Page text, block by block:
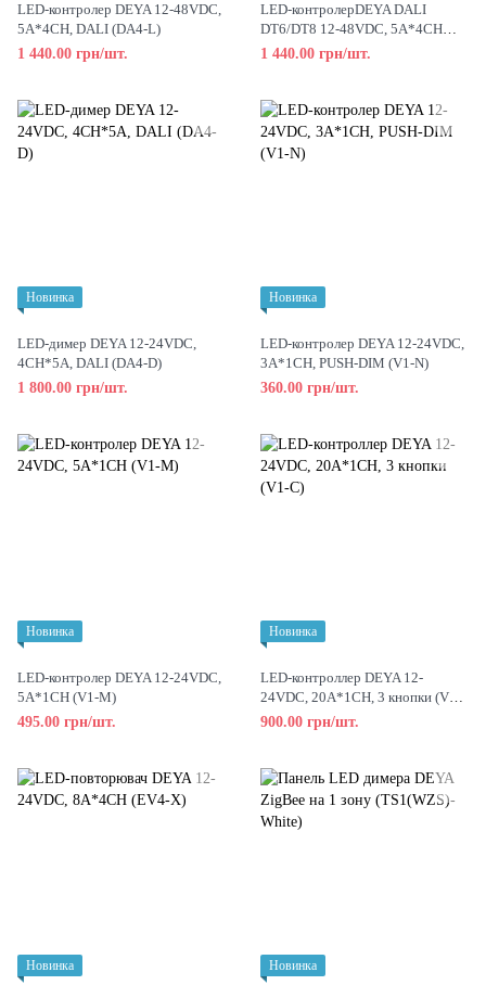
LED-контролер DEYA 12-48VDC,
5A*4CH, DALI (DA4-L)
1 440.00 грн/шт.
LED-контролерDEYA DALI
DT6/DT8 12-48VDC, 5A*4CH
(DA4-M)
1 440.00 грн/шт.
Новинка
LED-димер DEYA 12-24VDC,
4CH*5A, DALI (DA4-D)
1 800.00 грн/шт.
Новинка
LED-контролер DEYA 12-24VDC,
3A*1CH, PUSH-DIM (V1-N)
360.00 грн/шт.
Новинка
LED-контролер DEYA 12-24VDC,
5A*1CH (V1-M)
495.00 грн/шт.
Новинка
LED-контроллер DEYA 12-
24VDC, 20A*1CH, 3 кнопки (V1-
C)
900.00 грн/шт.
Новинка Новинка